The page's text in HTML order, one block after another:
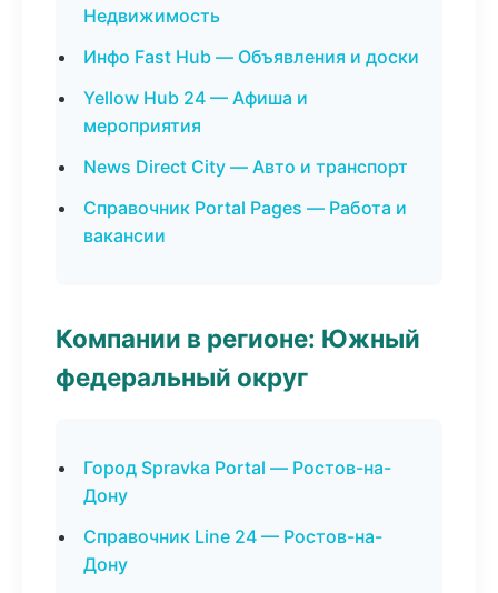
Недвижимость
Инфо Fast Hub — Объявления и доски
Yellow Hub 24 — Афиша и
мероприятия
News Direct City — Авто и транспорт
Справочник Portal Pages — Работа и
вакансии
Компании в регионе: Южный
федеральный округ
Город Spravka Portal — Ростов-на-
Дону
Справочник Line 24 — Ростов-на-
Дону